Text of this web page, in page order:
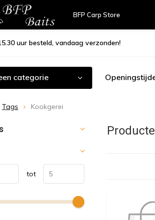
BFP Carp Store
uur besteld, vandaag verzonden!
categorie
Tags Kookgerei
op:
tot